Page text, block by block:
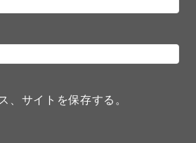
、サイトを保存する。